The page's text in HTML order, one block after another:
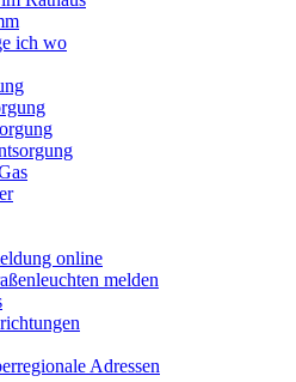
ich wo
online
melden
Adressen